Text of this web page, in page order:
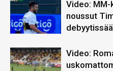
Video:
noussut
Video: